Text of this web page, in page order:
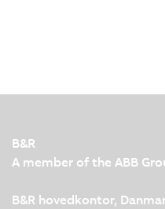
B&R
A member of the ABB
B&R hovedkontor,